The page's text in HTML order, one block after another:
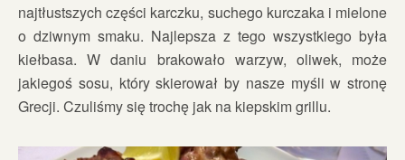
najtłustszych części karczku, suchego kurczaka i mielone
o dziwnym smaku. Najlepsza z tego wszystkiego była
kiełbasa. W daniu brakowało warzyw, oliwek, może
jakiegoś sosu, który skierował by nasze myśli w stronę
Grecji. Czuliśmy się trochę jak na kiepskim grillu.